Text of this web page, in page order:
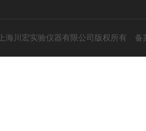
海川宏实验仪器有限公司版权所有 备